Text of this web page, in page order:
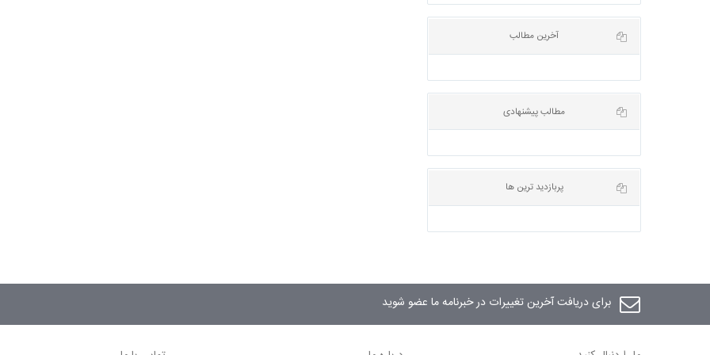
آخرین مطالب
مطالب پیشنهادی
پربازدید ترین ها
برای دریافت آخرین تغییرات در خبرنامه ما عضو شوید